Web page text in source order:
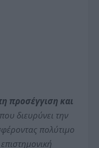
προσέγγιση και
που διευρύνει την
πολύτιμο